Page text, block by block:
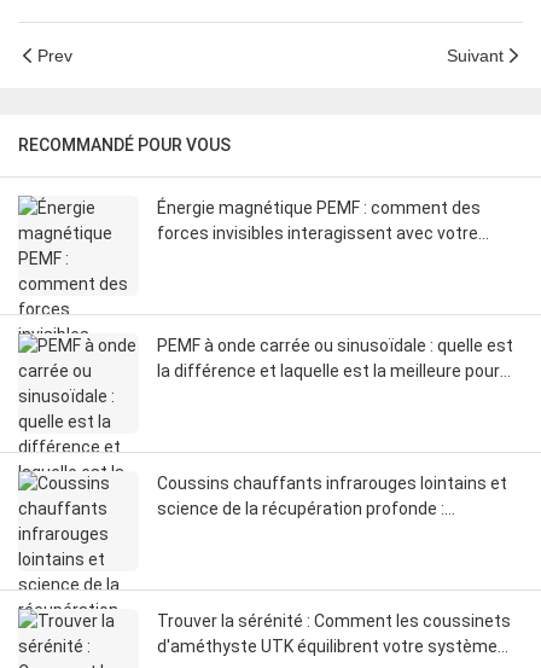
Prev Suivant
RECOMMANDÉ POUR VOUS
Énergie magnétique PEMF : comment des
forces invisibles interagissent avec votre
PEMF à onde carrée ou sinusoïdale : quelle est
la différence et laquelle est la meilleure pour
Coussins chauffants infrarouges lointains et
science de la récupération profonde :
Trouver la sérénité : Comment les coussinets
d'améthyste UTK équilibrent votre système